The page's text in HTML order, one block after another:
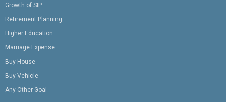
Growth of SIP
Retirement Planning
Higher Education
Marriage Expense
Buy House
Buy Vehicle
Any Other Goal